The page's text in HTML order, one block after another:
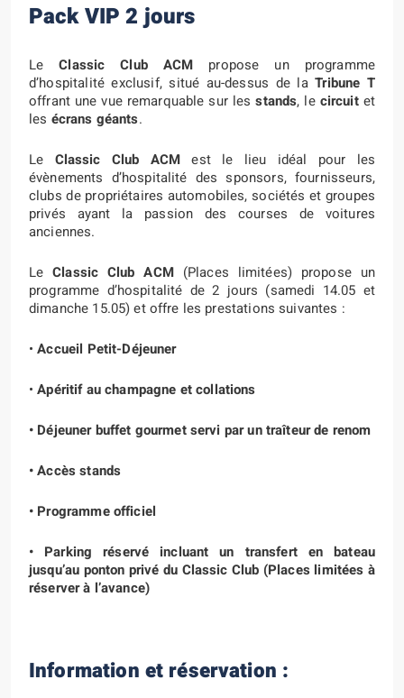
Pack VIP 2 jours
LeClassic Club ACM propose un programme
d’hospitalité exclusif, situé au-dessus de laTribune T
offrant une vue remarquable sur lesstands, le circuitet
les écrans géants.
Le Classic Club ACM est le lieu idéal pour les
évènements d’hospitalité des sponsors, fournisseurs,
clubs de propriétaires automobiles, sociétés et groupes
privés ayant la passion des courses de voitures
anciennes.
LeClassic Club ACM(Places limitées) propose un
programme d’hospitalité de 2 jours (samedi 14.05 et
dimanche 15.05) et offre les prestations suivantes :
•Accueil Petit-Déjeuner
•Apéritif au champagne et collations
• Déjeuner buffet gourmet servi par un traîteur de renom
• Accès stands
• Programme officiel
• Parking réservé incluant un transfert en bateau
jusqu’au ponton privé du Classic Club (Places limitées à
réserver à l’avance)
Information et réservation :